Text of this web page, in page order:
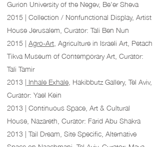
Gurion University of the Negev, Be'er Sheva
2015 | Collection / Nonfunctional Display, Artist
House Jerusalem, Curator: Tali Ben Nun
2015 |Agro-Art, Agriculture in Israeli Art, Petach
Tikva Museum of Contemporary Art, Curator:
Tali Tamir
2013 | Inhale Exhale, Hakibbutz Gallery, Tel Aviv,
Curator: Yael Kein
2013 | Continuous Space, Art & Cultural
House, Nazareth, Curator: Farid Abu Shakra
2013 | Tail Dream, Site Specific, Alternative